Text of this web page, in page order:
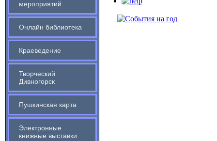
мероприятий
Онлайн библиотека
Краеведение
Творческий
Дивногорск
Пушкинская карта
Электронные
книжные выставки